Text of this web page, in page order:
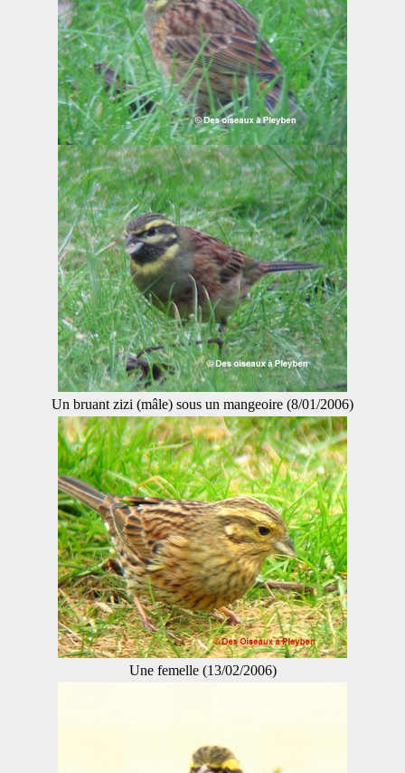
Un bruant zizi (mâle) sous un mangeoire (8/01/2006)
Une femelle (13/02/2006)